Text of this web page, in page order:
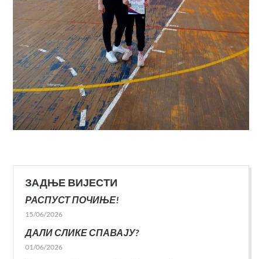
ЗАДЊЕ ВИЈЕСТИ
РАСПУСТ ПОЧИЊЕ!
15/06/2026
ДАЛИ СЛИКЕ СПАВАЈУ?
01/06/2026